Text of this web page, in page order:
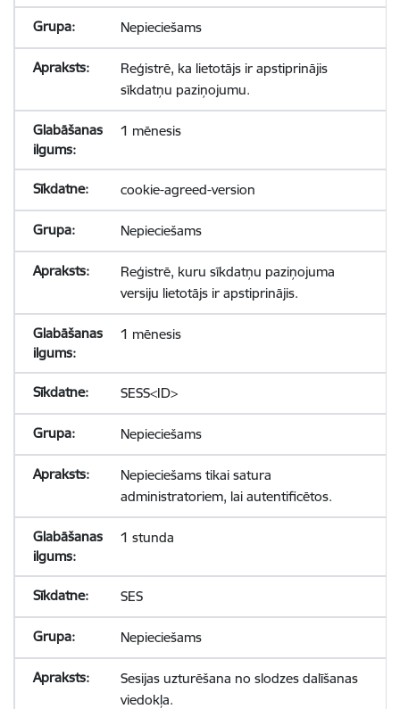
Nepieciešams
Reģistrē, ka lietotājs ir apstiprinājis
sīkdatņu paziņojumu.
1 mēnesis
cookie-agreed-version
Nepieciešams
Reģistrē, kuru sīkdatņu paziņojuma
versiju lietotājs ir apstiprinājis.
1 mēnesis
SESS<ID>
Nepieciešams
Nepieciešams tikai satura
administratoriem, lai autentificētos.
1 stunda
SES
Nepieciešams
Sesijas uzturēšana no slodzes dalīšanas
viedokļa.